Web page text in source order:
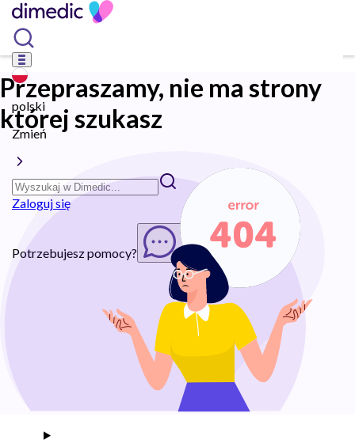
polski
Zmień
Zaloguj się
Potrzebujesz pomocy? Rozpocznij chat
Przepraszamy, nie ma strony
której szukasz